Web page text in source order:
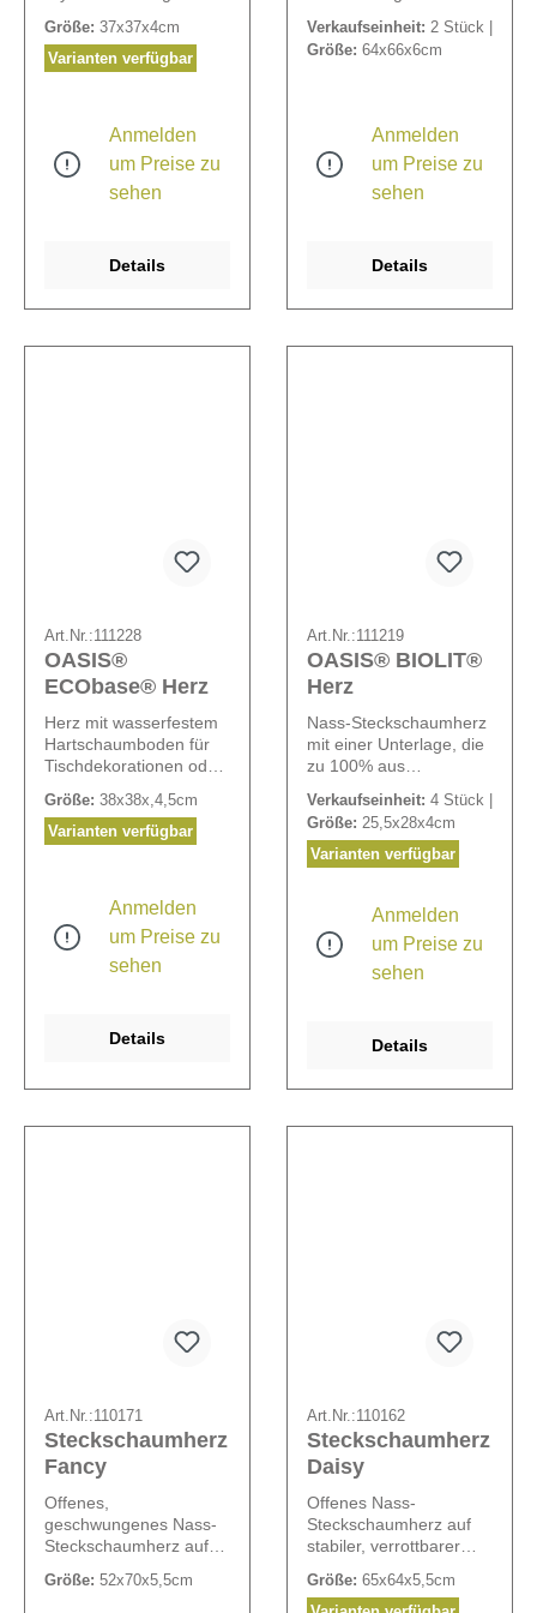
besonders feste
Qualität.
Größe: 37x37x4cm
Varianten verfügbar
Anmelden
um Preise zu
sehen
Details
Verkaufseinheit: 2 Stück |
Größe: 64x66x6cm
Anmelden
um Preise zu
sehen
Details
Art.Nr.:111228
OASIS®
ECObase® Herz
Herz mit wasserfestem
Hartschaumboden für
Tischdekorationen oder
Dank des OASIS®
Easy-Click-Systems
mitgelieferten
Aufstellhölzer in
Sekundenschnelle
Größe: 38x38x,4,5cm
Varianten verfügbar
Anmelden
um Preise zu
sehen
Details
Art.Nr.:111219
OASIS® BIOLIT®
Herz
Nass-Steckschaumherz
mit einer Unterlage, die
zu 100% aus
besteht. Das große
Wasserreservoir
ermöglicht das
frühzeitige Vorbereiten
Verkaufseinheit: 4 Stück |
Größe: 25,5x28x4cm
Varianten verfügbar
Anmelden
um Preise zu
sehen
Details
Art.Nr.:110171
Steckschaumherz
Fancy
Offenes,
geschwungenes Nass-
Steckschaumherz auf
Holzunterlage. Inklusive
Größe: 52x70x5,5cm
Art.Nr.:110162
Steckschaumherz
Daisy
Offenes Nass-
Steckschaumherz auf
stabiler, verrottbarer
Opiflor Komplettset
Größe: 65x64x5,5cm